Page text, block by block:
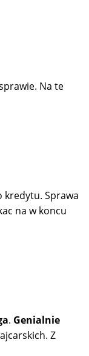
Na te
kredytu. Sprawa
na w koncu
. Genialnie
Z